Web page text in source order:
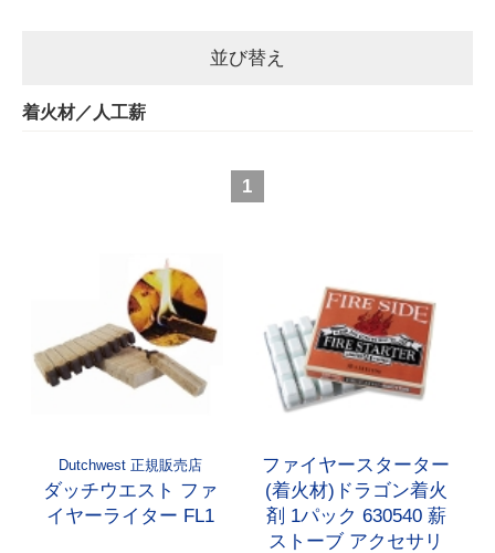
並び替え
着火材／人工薪
1
Dutchwest 正規販売店
ダッチウエスト ファ
イヤーライター FL1
ファイヤースターター
(着火材)ドラゴン着火
剤 1パック 630540 薪
ストーブ アクセサリ